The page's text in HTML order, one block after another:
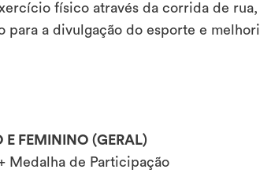
físico através da corrida de
para a divulgação do esporte e
FEMININO (GERAL)
Medalha de Participação